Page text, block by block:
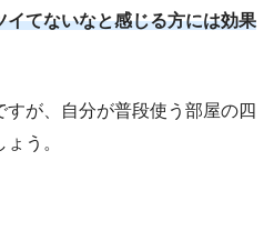
イてないなと感じる方には効果
が、自分が普段使う部屋の四
う。